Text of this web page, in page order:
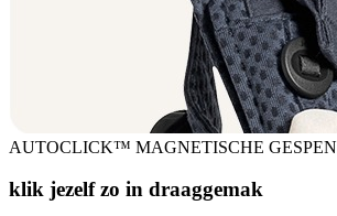
AUTOCLICK™ MAGNETISCHE GESPEN
klik jezelf zo in draaggemak